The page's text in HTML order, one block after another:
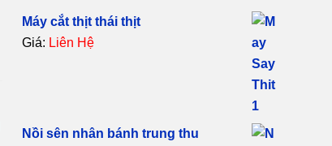
Máy cắt thịt thái thịt
Giá: Liên Hệ
Nồi sên nhân bánh trung thu